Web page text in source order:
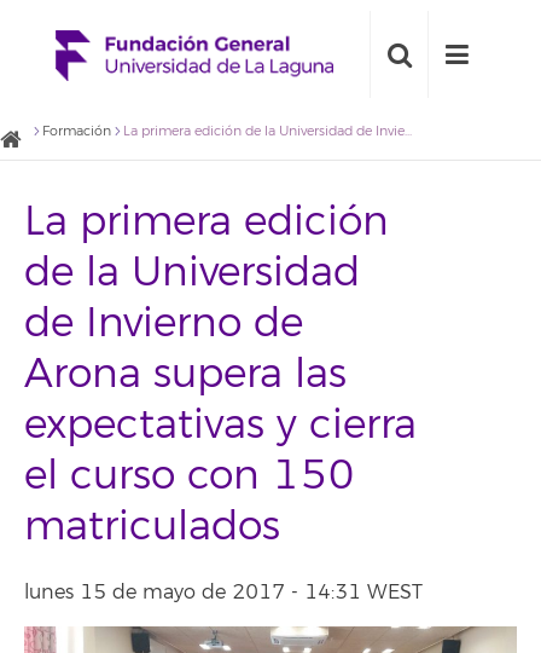
Formación La primera edición de la Universidad de Invierno de Arona supera las expectativas y cierra el curso con 150 matriculados
La primera edición
de la Universidad
de Invierno de
Arona supera las
expectativas y cierra
el curso con 150
matriculados
lunes 15 de mayo de 2017 - 14:31 WEST